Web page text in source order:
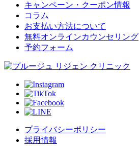
キャンペーン・クーポン情報
コラム
お支払い方法について
無料オンラインカウンセリング
予約フォーム
プライバシーポリシー
採用情報